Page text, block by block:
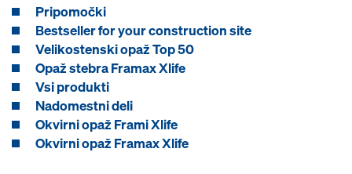
Pripomočki
Bestseller for your construction site
Velikostenski opaž Top 50
Opaž stebra Framax Xlife
Vsi produkti
Nadomestni deli
Okvirni opaž Frami Xlife
Okvirni opaž Framax Xlife